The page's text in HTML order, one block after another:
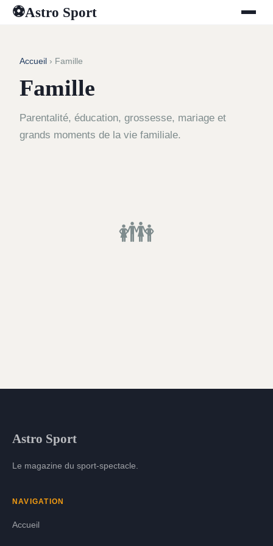
⚽Astro Sport
Accueil › Famille
Famille
Parentalité, éducation, grossesse, mariage et
grands moments de la vie familiale.
👪
Astro Sport
Le magazine du sport-spectacle.
NAVIGATION
Accueil